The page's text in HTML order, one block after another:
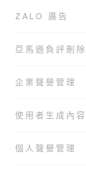
ZALO 廣告
亞馬遜負評刪除
企業聲譽管理
使用者生成內容
個人聲譽管理